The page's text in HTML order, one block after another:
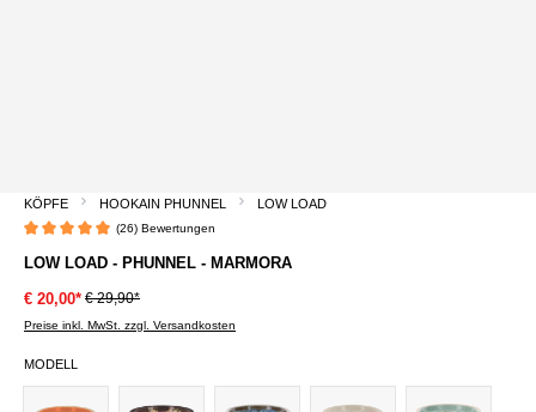
KÖPFE HOOKAIN PHUNNEL LOW LOAD
(26) Bewertungen
LOW LOAD - PHUNNEL - MARMORA
€ 20,00* € 29,90*
Preise inkl. MwSt. zzgl. Versandkosten
MODELL